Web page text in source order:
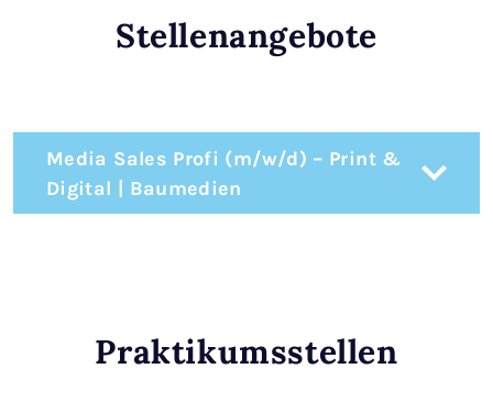
Stellenangebote
Media Sales Profi (m/w/d) – Print &
Digital | Baumedien
Praktikumsstellen